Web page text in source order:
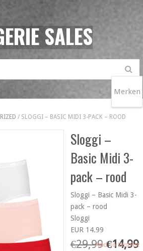
SALES
/ SLOGGI – BASIC MIDI 3-PACK – ROOD
Sloggi –
Basic Midi 3-
pack – rood
Sloggi – Basic Midi 3-
pack – rood
Sloggi
EUR 14.99
€29,99 €14,99
Add To Wishlist
Merken